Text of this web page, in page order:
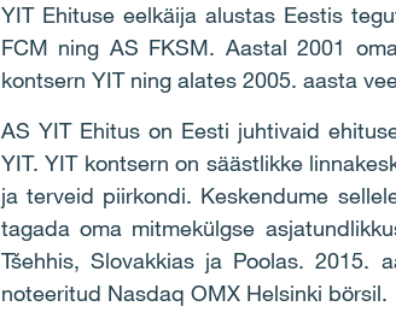
YIT Ehituse eelkäija alustas Eestis
FCM ning AS FKSM. Aastal 2001
kontsern YIT ning alates 2005. aasta
AS YIT Ehitus on Eesti juhtivaid
YIT. YIT kontsern on säästlikke
ja terveid piirkondi. Keskendume
tagada oma mitmekülgse
Tšehhis, Slovakkias ja Poolas. 2015.
noteeritud Nasdaq OMX Helsinki börsil.